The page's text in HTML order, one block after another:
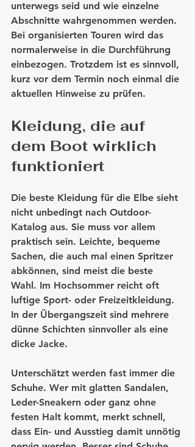
unterwegs seid und wie einzelne
Abschnitte wahrgenommen werden.
Bei organisierten Touren wird das
normalerweise in die Durchführung
einbezogen. Trotzdem ist es sinnvoll,
kurz vor dem Termin noch einmal die
aktuellen Hinweise zu prüfen.
Kleidung, die auf
dem Boot wirklich
funktioniert
Die beste Kleidung für die Elbe sieht
nicht unbedingt nach Outdoor-
Katalog aus. Sie muss vor allem
praktisch sein. Leichte, bequeme
Sachen, die auch mal einen Spritzer
abkönnen, sind meist die beste
Wahl. Im Hochsommer reicht oft
luftige Sport- oder Freizeitkleidung.
In der Übergangszeit sind mehrere
dünne Schichten sinnvoller als eine
dicke Jacke.
Unterschätzt werden fast immer die
Schuhe. Wer mit glatten Sandalen,
Leder-Sneakern oder ganz ohne
festen Halt kommt, merkt schnell,
dass Ein- und Ausstieg damit unnötig